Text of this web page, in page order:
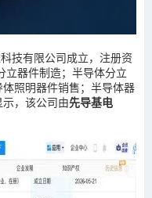
技有限公司成立，注册资
立器件制造；半导体分立
照明器件销售；半导体器
，该公司由先导基电